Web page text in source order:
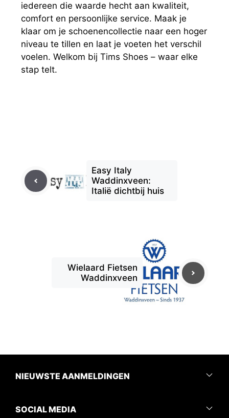
iedereen die waarde hecht aan kwaliteit,
comfort en persoonlijke service. Maak je
klaar om je schoenencollectie naar een hoger
niveau te tillen en laat je voeten het verschil
voelen. Welkom bij Tims Shoes – waar elke
stap telt.
Easy Italy
Waddinxveen:
Italië dichtbij huis
Wielaard Fietsen
Waddinxveen
NIEUWSTE AANMELDINGEN
SOCIAL MEDIA